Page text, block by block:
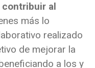
contribuir al
más lo
realizado
de mejorar la
a los y